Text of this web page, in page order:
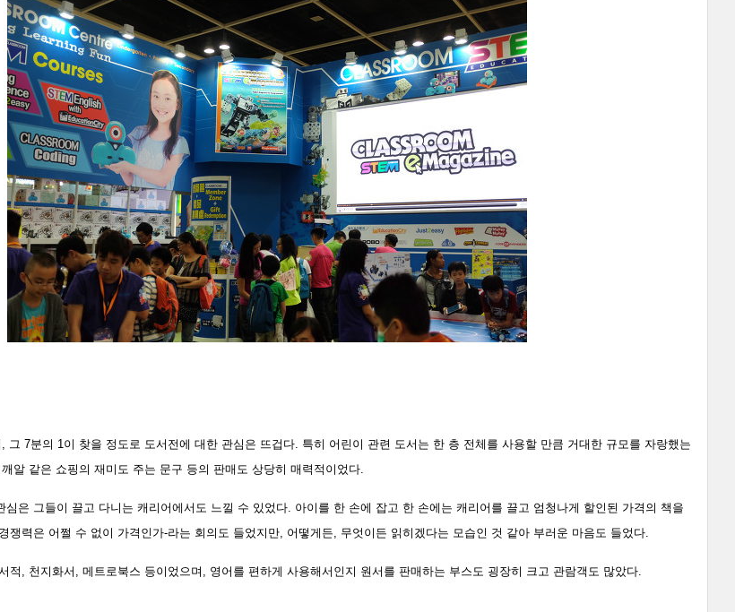
그 7분의 1이 찾을 정도로 도서전에 대한 관심은 뜨겁다. 특히 어린이 관련 도서는 한 층 전체를 사용할 만큼 거대한 규모를 자랑했는
알 같은 쇼핑의 재미도 주는 문구 등의 판매도 상당히 매력적이었다.
심은 그들이 끌고 다니는 캐리어에서도 느낄 수 있었다. 아이를 한 손에 잡고 한 손에는 캐리어를 끌고 엄청나게 할인된 가격의 책을
쟁력은 어쩔 수 없이 가격인가-라는 회의도 들었지만, 어떻게든, 무엇이든 읽히겠다는 모습인 것 같아 부러운 마음도 들었다.
적, 천지화서, 메트로북스 등이었으며, 영어를 편하게 사용해서인지 원서를 판매하는 부스도 굉장히 크고 관람객도 많았다.